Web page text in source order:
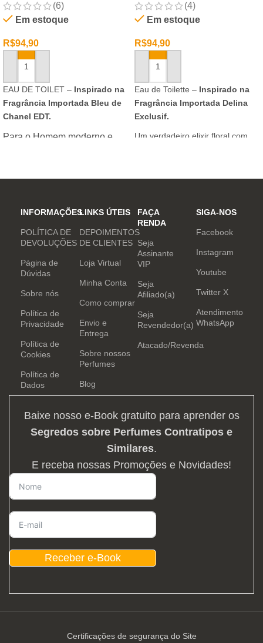
(6)
Em estoque
R$94,90
ADICIONAR AO CARRINHO
EAU DE TOILET – Inspirado na
Fragrância Importada Bleu de
Chanel EDT.
Para o Homem moderno e
inovar sempre, provocando
e determinação.
(4)
Em estoque
R$94,90
ADICIONAR AO CARRINHO
Eau de Toilette – Inspirado na
Fragrância Importada Delina
Exclusif.
Um verdadeiro elixir floral com
INFORMAÇÕES
POLÍTICA DE
DEVOLUÇÕES
Página de
Dúvidas
Sobre nós
Política de
Privacidade
Política de
Cookies
Política de
Dados
LINKS ÚTEIS
DEPOIMENTOS
DE CLIENTES
Loja Virtual
Minha Conta
Como comprar
Envio e
Entrega
Sobre nossos
Perfumes
Blog
FAÇA
RENDA
Seja
Assinante
VIP
Seja
Afiliado(a)
Seja
Revendedor(a)
Atacado/Revenda
SIGA-NOS
Facebook
Instagram
Youtube
Twitter X
Atendimento
WhatsApp
Baixe nosso e-Book gratuito para aprender os
Segredos sobre Perfumes Contratipos e
Similares.
E receba nossas Promoções e Novidades!
Receber e-Book
Certificações de segurança do Site